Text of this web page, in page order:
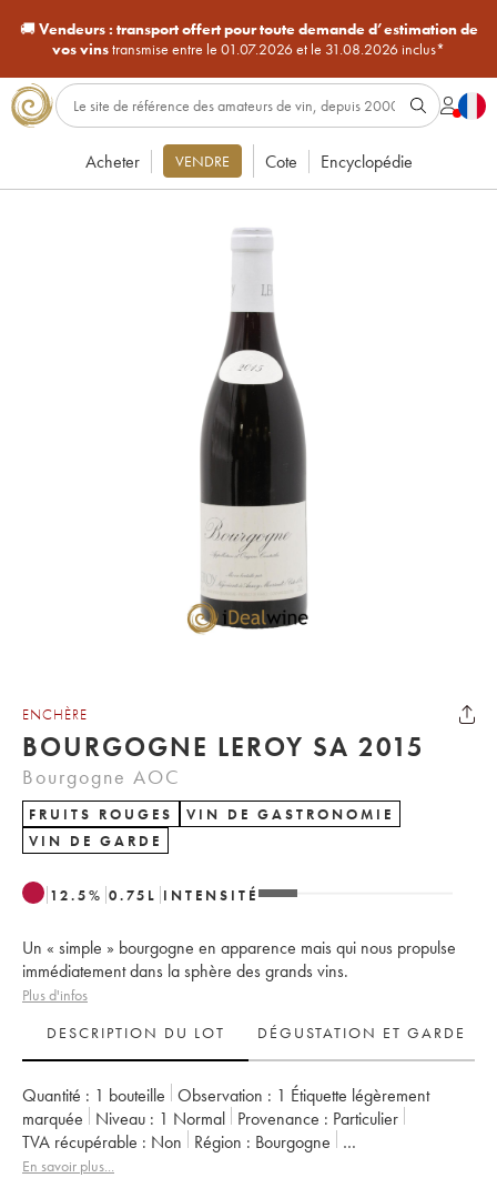
🚚Vendeurs : transport offert pour toute demande d’estimation de
vos vinstransmise entre le 01.07.2026 et le 31.08.2026 inclus*
Acheter VENDRE Cote Encyclopédie
ENCHÈRE
BOURGOGNE LEROY SA 2015
Bourgogne AOC
FRUITS ROUGES
VIN DE GASTRONOMIE
VIN DE GARDE
12.5% 0.75 L INTENSITÉ
Un « simple » bourgogne en apparence mais qui nous propulse
immédiatement dans la sphère des grands vins.
Plus d'infos
DESCRIPTION DU LOT
DÉGUSTATION ET GARDE
Quantité : 1 bouteille Observation : 1 Étiquette légèrement
marquée
Niveau : 1 Normal Provenance : particulier
TVA récupérable :
non Région :
Bourgogne
Appellation :
En savoir plus...